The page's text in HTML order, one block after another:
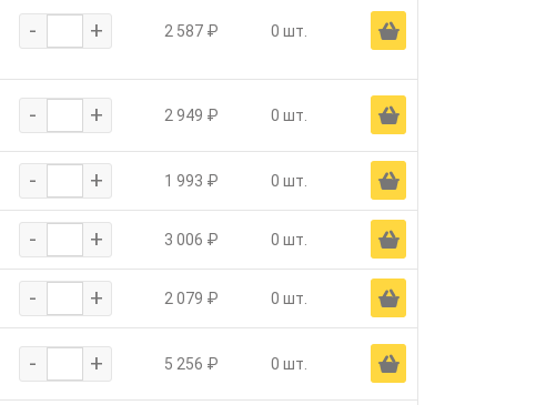
- + 2 587 ₽ 0 шт. Ä
- + 2 949 ₽ 0 шт. Ä
- + 1 993 ₽ 0 шт. Ä
- + 3 006 ₽ 0 шт. Ä
- + 2 079 ₽ 0 шт. Ä
- + 5 256 ₽ 0 шт. Ä